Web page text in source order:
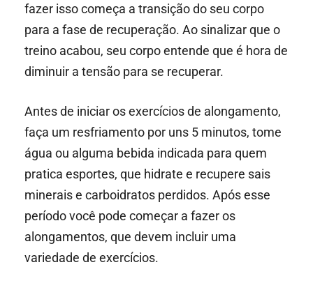
fazer isso começa a transição do seu corpo
para a fase de recuperação. Ao sinalizar que o
treino acabou, seu corpo entende que é hora de
diminuir a tensão para se recuperar.
Antes de iniciar os exercícios de alongamento,
faça um resfriamento por uns 5 minutos, tome
água ou alguma bebida indicada para quem
pratica esportes, que hidrate e recupere sais
minerais e carboidratos perdidos. Após esse
período você pode começar a fazer os
alongamentos, que devem incluir uma
variedade de exercícios.